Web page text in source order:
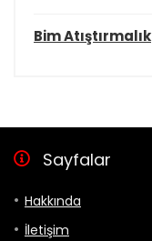
Bim Atıştırmalık
Sayfalar
Hakkında
İletişim